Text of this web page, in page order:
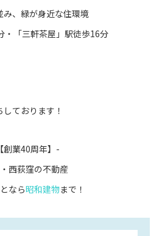
、緑が身近な住環境
「三軒茶屋」駅徒歩16分
しております！
創業40周年】-
西荻窪の不動産
なら昭和建物まで！